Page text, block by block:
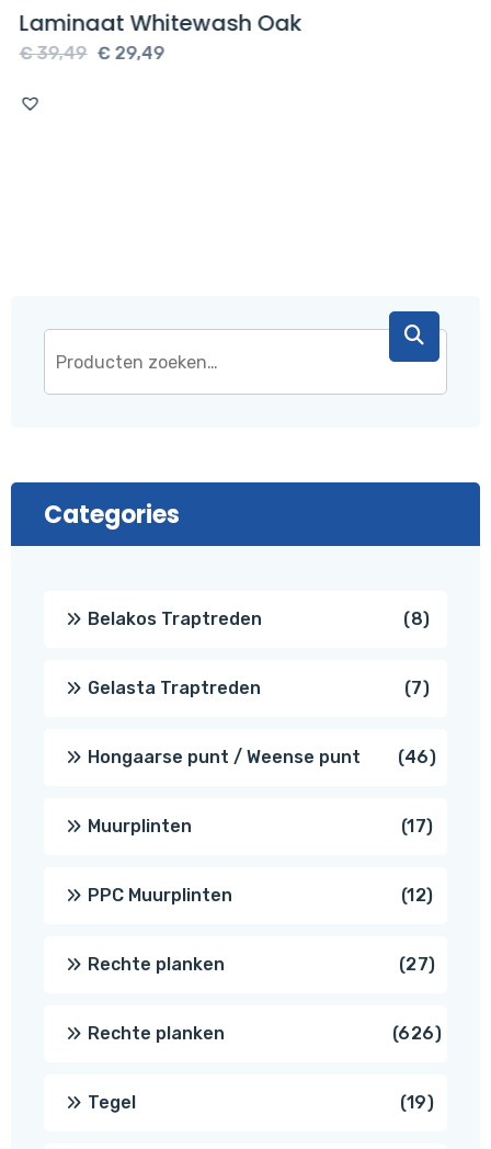
Laminaat Whitewash Oak
€39,49
Oorspronkelijke
€29,49Huidige
Categories
Belakos Traptreden 88
Gelasta Traptreden 77
Hongaarse punt / Weense punt 4646
Muurplinten 1717
PPC Muurplinten 1212
Rechte planken 2727
Rechte planken 626626
Tegel 1919